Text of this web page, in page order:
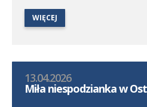
Lechem Poznań/Dominowo-
WIĘCEJ
13.04.2026
Miła niespodzianka w